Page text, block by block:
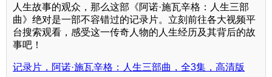
人生故事的观众，那么这部《阿诺·施瓦辛格：人生三部
曲》绝对是一部不容错过的记录片。立刻前往各大视频平
台搜索观看，感受这一传奇人物的人生经历及其背后的故
事吧！
记录片，阿诺·施瓦辛格：人生三部曲，全3集，高清版